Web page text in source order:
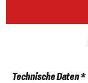
Technische Daten *